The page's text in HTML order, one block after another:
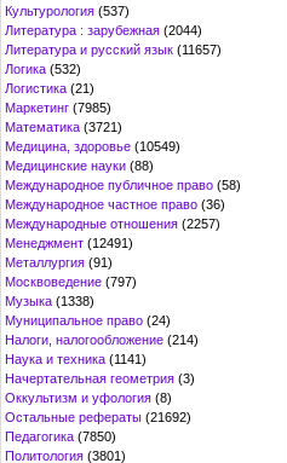
Культурология (537)
Литература : зарубежная (2044)
Литература и русский язык (11657)
Логика (532)
Логистика (21)
Маркетинг (7985)
Математика (3721)
Медицина, здоровье (10549)
Медицинские науки (88)
Международное публичное право (58)
Международное частное право (36)
Международные отношения (2257)
Менеджмент (12491)
Металлургия (91)
Москвоведение (797)
Музыка (1338)
Муниципальное право (24)
Налоги, налогообложение (214)
Наука и техника (1141)
Начертательная геометрия (3)
Оккультизм и уфология (8)
Остальные рефераты (21692)
Педагогика (7850)
Политология (3801)